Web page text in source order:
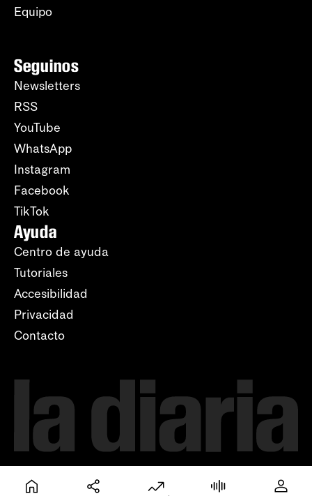
Equipo
Seguinos
Newsletters
RSS
YouTube
WhatsApp
Instagram
Facebook
TikTok
Ayuda
Centro de ayuda
Tutoriales
Accesibilidad
Privacidad
Contacto